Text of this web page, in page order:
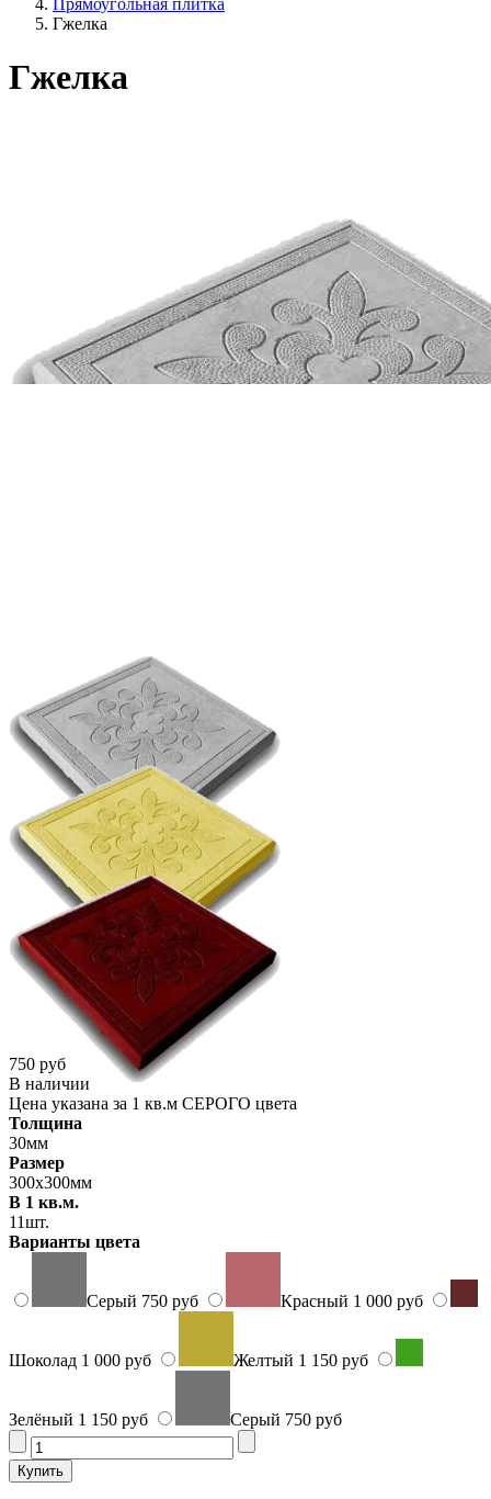
Прямоугольная плитка
Гжелка
Гжелка
750 руб
В наличии
Цена указана за 1 кв.м СЕРОГО цвета
Толщина
30мм
Размер
300х300мм
В 1 кв.м.
11шт.
Варианты цвета
Серый 750 руб Красный 1 000 руб
Шоколад 1 000 руб Желтый 1 150 руб
Зелёный 1 150 руб Серый 750 руб